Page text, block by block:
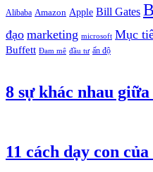
Alibaba Amazon Apple Bill Gates
đạo marketing microsoft Mục
Buffett Đam mê đầu tư ấn độ
8 sự khác nhau
11 cách dạy con